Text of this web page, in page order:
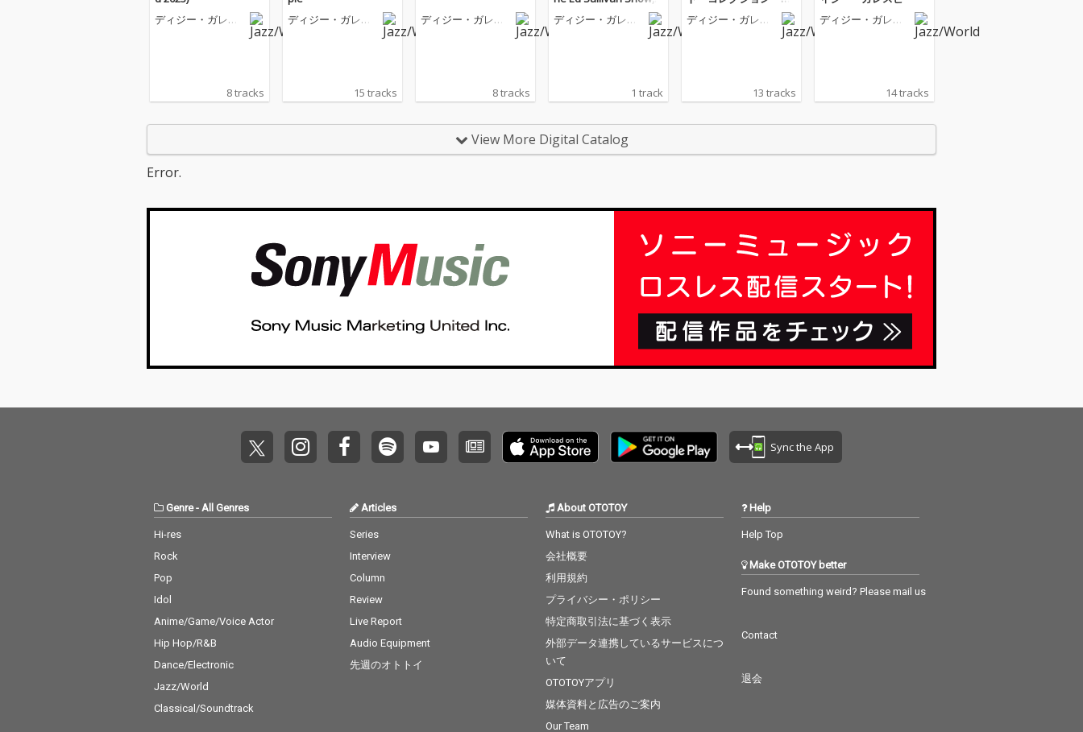
ディジー・ガレス
8 tracks
ディジー・ガレス
15 tracks
ディジー・ガレス
8 tracks
pril 30, 1961)
ディジー・ガレス
1 track
ィジー・ガレスピー
ディジー・ガレス
13 tracks
ディジー・ガレス
14 tracks
View More Digital Catalog
Error.
Sync the App
Genre- All Genres
Hi-res
Rock
Pop
Idol
Anime/Game/Voice Actor
Hip Hop/R&B
Dance/Electronic
Jazz/World
Classical/Soundtrack
Articles
Series
Interview
Column
Review
Live Report
Audio Equipment
先週のオトトイ
About OTOTOY
What is OTOTOY?
会社概要
利用規約
プライバシー・ポリシー
特定商取引法に基づく表示
外部データ連携しているサービスにつ
いて
OTOTOYアプリ
媒体資料と広告のご案内
Our Team
Help
Help Top
Make OTOTOY better
Found something weird? Please mail us
Contact
退会